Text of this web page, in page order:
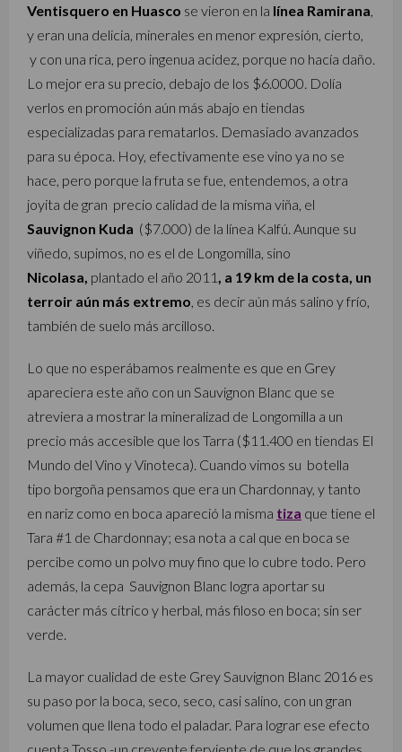
Ventisquero en Huasco se vieron en la línea Ramirana
y eran una delicia, minerales en menor expresión, cierto,
y con una rica, pero ingenua acidez, porque no hacía daño.
Lo mejor era su precio, debajo de los $6.0000. Dolía
verlos en promoción aún más abajo en tiendas
especializadas para rematarlos. Demasiado avanzados
para su época. Hoy, efectivamente ese vino ya no se
hace, pero porque la fruta se fue, entendemos, a otra
joyita de gran precio calidad de la misma viña, el
Sauvignon Kuda ($7.000) de la línea Kalfú. Aunque su
viñedo, supimos, no es el de Longomilla, sino
Nicolasa, plantado el año 2011 , a 19 km de la costa, un
terroir aún más extremo , es decir aún más salino y frío,
también de suelo más arcilloso.
Lo que no esperábamos realmente es que en Grey
apareciera este año con un Sauvignon Blanc que se
atreviera a mostrar la mineralizad de Longomilla a un
precio más accesible que los Tarra ($11.400 en tiendas El
Mundo del Vino y Vinoteca). Cuando vimos su botella
tipo borgoña pensamos que era un Chardonnay, y tanto
en nariz como en boca apareció la misma tiza que tiene el
Tara #1 de Chardonnay; esa nota a cal que en boca se
percibe como un polvo muy fino que lo cubre todo. Pero
además, la cepa Sauvignon Blanc logra aportar su
carácter más cítrico y herbal, más filoso en boca; sin ser
verde.
La mayor cualidad de este Grey Sauvignon Blanc 2016 es
su paso por la boca, seco, seco, casi salino, con un gran
volumen que llena todo el paladar. Para lograr ese efecto
cuenta Tosso -un creyente ferviente de que los grandes